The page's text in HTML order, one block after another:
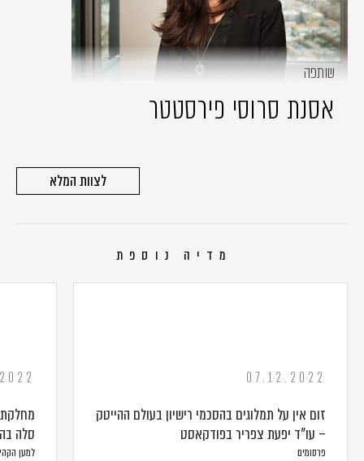
שותפה
אסנת סרוסי פירסטטר
לצוות המלא
מדיה נוספת
07.12.2022
זום אין על תמלוגים בהסכמי רישיון בעולם ההייטק
– עו"ד יפעת צפריר בפודקאסט
פרסומים
מחלקת
סלה
למען